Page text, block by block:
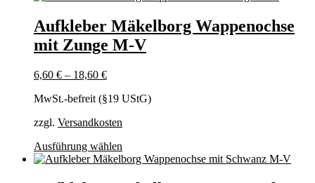
Aufkleber Mäkelborg Wappenochse
mit Zunge M-V
6,60 € – 18,60 €
MwSt.-befreit (§19 UStG)
zzgl. Versandkosten
Ausführung wählen
Produkt